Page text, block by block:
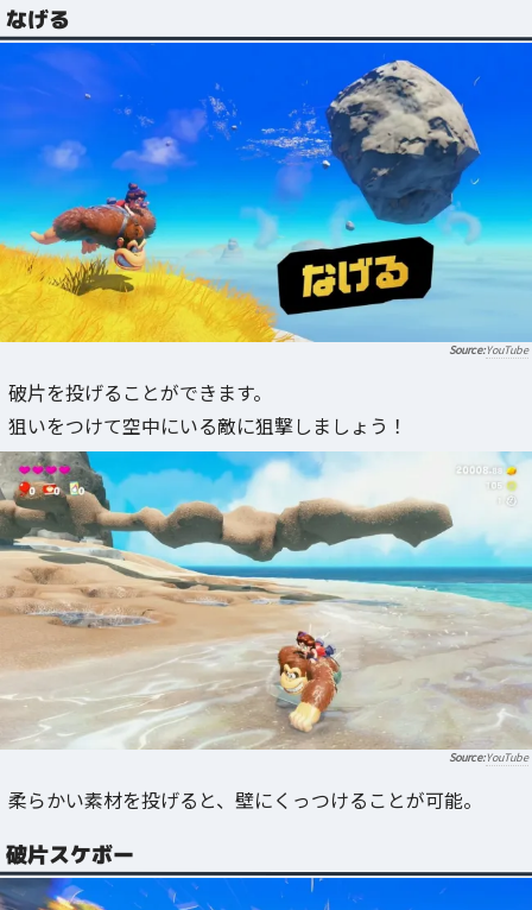
なげる
YouTube
破片を投げることができます。
狙いをつけて空中にいる敵に狙撃しましょう！
YouTube
柔らかい素材を投げると、壁にくっつけることが可能。
破片スケボー